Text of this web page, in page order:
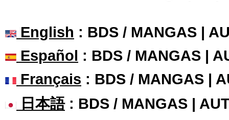
English : BDS / MANGAS |
Español : BDS / MANGAS |
Français : BDS / MANGAS |
日本語: BDS / MANGAS |